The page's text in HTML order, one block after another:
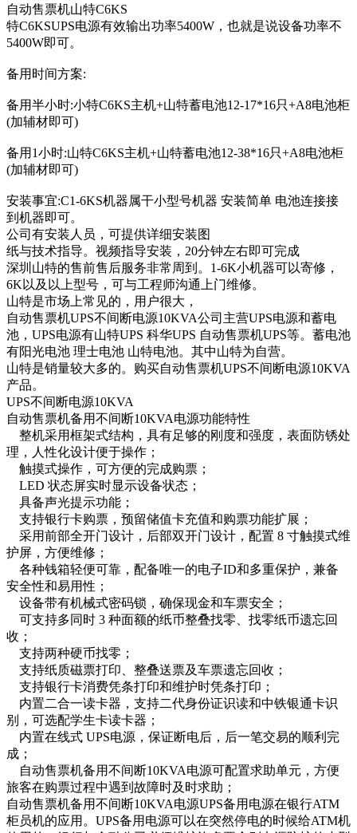
自动售票机山特C6KS
特C6KSUPS电源有效输出功率5400W，也就是说设备功率不
5400W即可。
备用时间方案:
备用半小时:小特C6KS主机+山特蓄电池12-17*16只+A8电池柜
(加辅材即可)
备用1小时:山特C6KS主机+山特蓄电池12-38*16只+A8电池柜
(加辅材即可)
安装事宜:C1-6KS机器属干小型号机器 安装简单 电池连接接
到机器即可。
公司有安装人员，可提供详细安装图
纸与技术指导。视频指导安装，20分钟左右即可完成
深圳山特的售前售后服务非常周到。1-6K小机器可以寄修，
6K以及以上型号，可与工程师沟通上门维修。
山特是市场上常见的，用户很大，
自动售票机UPS不间断电源10KVA公司主营UPS电源和蓄电
池，UPS电源有山特UPS 科华UPS 自动售票机UPS等。蓄电池
有阳光电池 理士电池 山特电池。其中山特为自营。
山特是销量较大多的。购买自动售票机UPS不间断电源10KVA
产品。
UPS不间断电源10KVA
自动售票机备用不间断10KVA电源功能特性
整机采用框架式结构，具有足够的刚度和强度，表面防锈处
理，人性化设计便于操作；
触摸式操作，可方便的完成购票；
LED 状态屏实时显示设备状态；
具备声光提示功能；
支持银行卡购票，预留储值卡充值和购票功能扩展；
采用前部全开门设计，后部双开门设计，配置 8 寸触摸式维
护屏，方便维修；
各种钱箱轻便可靠，配备唯一的电子ID和多重保护，兼备
安全性和易用性；
设备带有机械式密码锁，确保现金和车票安全；
可支持多同时 3 种面额的纸币整叠找零、找零纸币遗忘回
收；
支持两种硬币找零；
支持纸质磁票打印、整叠送票及车票遗忘回收；
支持银行卡消费凭条打印和维护时凭条打印；
内置二合一读卡器，支持二代身份证识读和中铁银通卡识
别，可选配学生卡读卡器；
内置在线式 UPS电源，保证断电后，后一笔交易的顺利完
成；
自动售票机备用不间断10KVA电源可配置求助单元，方便
旅客在购票过程中遇到故障时及时求助；
自动售票机备用不间断10KVA电源UPS备用电源在银行ATM
柜员机的应用。UPS备用电源可以在突然停电的时候给ATM机